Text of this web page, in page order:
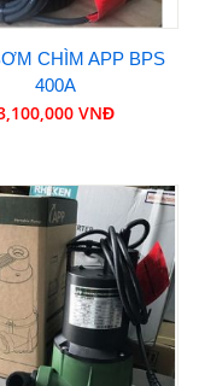
CHÌM APP BPS
400A
VNĐ